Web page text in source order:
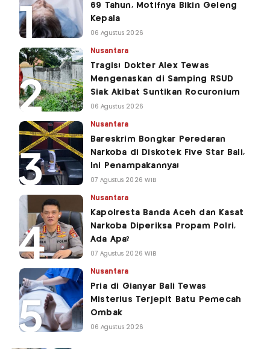
69 Tahun, Motifnya Bikin Geleng
Kepala
06 Agustus 2026
Nusantara
Tragis! Dokter Alex Tewas
Mengenaskan di Samping RSUD
Siak Akibat Suntikan Rocuronium
06 Agustus 2026
Nusantara
Bareskrim Bongkar Peredaran
Narkoba di Diskotek Five Star Bali,
Ini Penampakannya!
07 Agustus 2026 WIB
Nusantara
Kapolresta Banda Aceh dan Kasat
Narkoba Diperiksa Propam Polri,
Ada Apa?
07 Agustus 2026 WIB
Nusantara
Pria di Gianyar Bali Tewas
Misterius Terjepit Batu Pemecah
Ombak
06 Agustus 2026